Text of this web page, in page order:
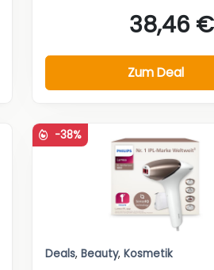
38,46 €
Zum Deal
-38%
Deals, Beauty, Kosmetik